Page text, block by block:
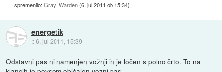
spremenilo:Gray_Warden(6. jul 2011 ob 15:34)
energetik
::6. jul 2011, 15:39
Odstavni pas ni namenjen vožnji in je ločen s polno črto. To na